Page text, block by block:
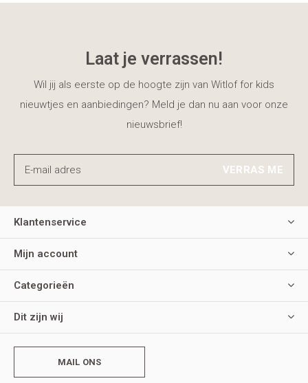
Laat je verrassen!
Wil jij als eerste op de hoogte zijn van Witlof for kids
nieuwtjes en aanbiedingen? Meld je dan nu aan voor onze
nieuwsbrief!
VERRAS ME
Klantenservice
Mijn account
Categorieën
Dit zijn wij
MAIL ONS